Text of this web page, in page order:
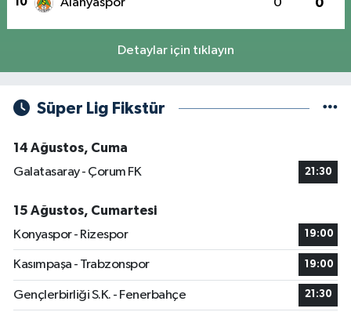
Alanyaspor 0 0
Detaylar için tıklayın
Süper Lig Fikstür
14 Ağustos, Cuma
Galatasaray - Çorum FK
21:30
15 Ağustos, Cumartesi
Konyaspor - Rizespor
19:00
Kasımpaşa - Trabzonspor 19:00
Gençlerbirliği S.K. - Fenerbahçe 21:30